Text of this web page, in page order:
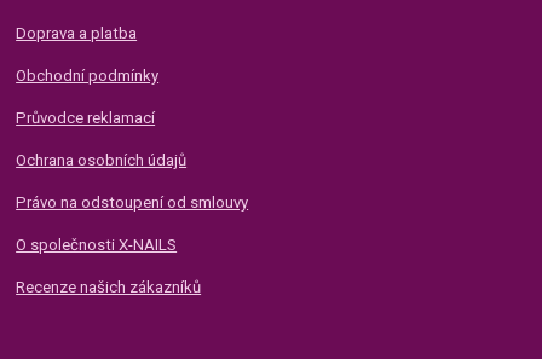
Doprava a platba
Obchodní podmínky
Průvodce reklamací
Ochrana osobních údajů
Právo na odstoupení od smlouvy
O společnosti X-NAILS
Recenze našich zákazníků